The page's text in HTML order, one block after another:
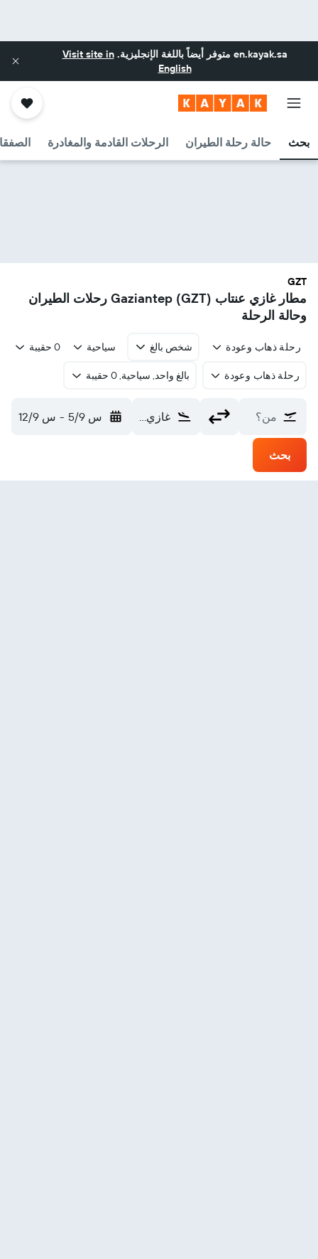
en.kayak.sa متوفر أيضاً باللغة الإنجليزية.Visit site in
English
بحث حالة رحلة الطيران الرحلات القادمة والمغادرة
GZT
مطار غازي عنتاب Gaziantep (GZT) رحلات الطيران
وحالة الرحلة
رحلة ذهاب وعودة شخص بالغ سياحية 0 حقيبة
رحلة ذهاب وعودة بالغ واحد, سياحية, 0 حقيبة
من؟ غازي عنتاب Gaziantep (GZT) س 5/9 - س 12/9
بحث